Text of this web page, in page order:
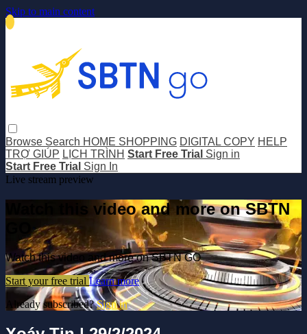
Skip to main content
Browse Search HOME SHOPPING DIGITAL COPY HELP
TRỢ GIÚP LỊCH TRÌNH Start Free Trial Sign in
Start Free Trial Sign In
Live stream preview
Watch this video and more on SBTN
Watch this video and more on SBTN GO
Start your free trial Learn more
Already subscribed?Sign in